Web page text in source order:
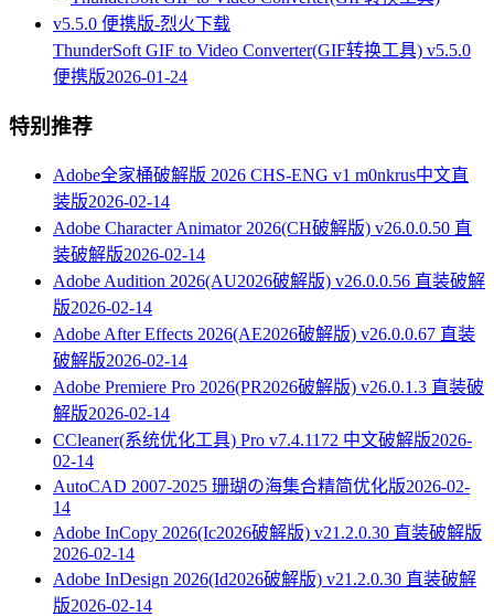
ThunderSoft GIF to Video Converter(GIF转换工具) v5.5.0
便携版2026-01-24
特别推荐
Adobe全家桶破解版 2026 CHS-ENG v1 m0nkrus中文直
装版2026-02-14
Adobe Character Animator 2026(CH破解版) v26.0.0.50 直
装破解版2026-02-14
Adobe Audition 2026(AU2026破解版) v26.0.0.56 直装破解
版2026-02-14
Adobe After Effects 2026(AE2026破解版) v26.0.0.67 直装
破解版2026-02-14
Adobe Premiere Pro 2026(PR2026破解版) v26.0.1.3 直装破
解版2026-02-14
CCleaner(系统优化工具) Pro v7.4.1172 中文破解版2026-
02-14
AutoCAD 2007-2025 珊瑚の海集合精简优化版2026-02-
14
Adobe InCopy 2026(Ic2026破解版) v21.2.0.30 直装破解版
2026-02-14
Adobe InDesign 2026(Id2026破解版) v21.2.0.30 直装破解
版2026-02-14